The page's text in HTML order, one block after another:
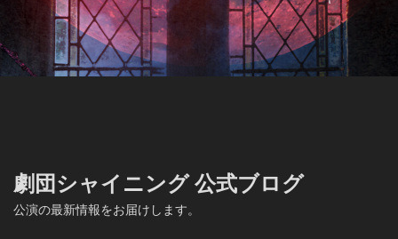
劇団シャイニング 公式ブログ
公演の最新情報をお届けします。